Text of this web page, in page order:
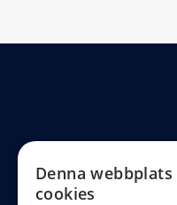
Denna
cookies